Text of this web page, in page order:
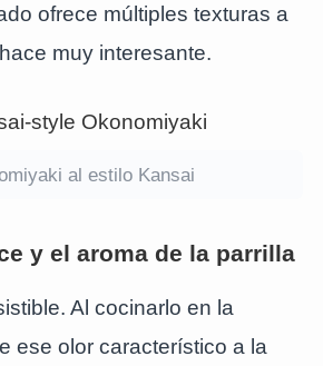
ofrece múltiples texturas a
muy interesante.
al estilo Kansai
y el aroma de la parrilla
Al cocinarlo en la
ese olor característico a la